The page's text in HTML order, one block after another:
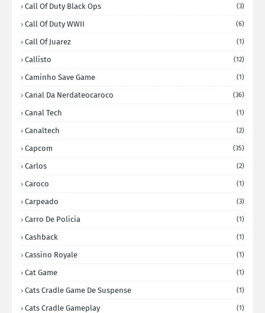
Call Of Duty Black Ops (3)
Call Of Duty WWII (6)
Call Of Juarez (1)
Callisto (12)
Caminho Save Game (1)
Canal Da Nerdateocaroco (36)
Canal Tech (1)
Canaltech (2)
Capcom (35)
Carlos (2)
Caroco (1)
Carpeado (3)
Carro De Policia (1)
Cashback (1)
Cassino Royale (1)
Cat Game (1)
Cats Cradle Game De Suspense (1)
Cats Cradle Gameplay (1)